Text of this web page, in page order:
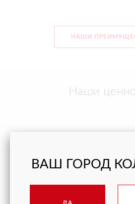
НАШИ
Наши
друг друга в достижении
ВАШ ГОРОД